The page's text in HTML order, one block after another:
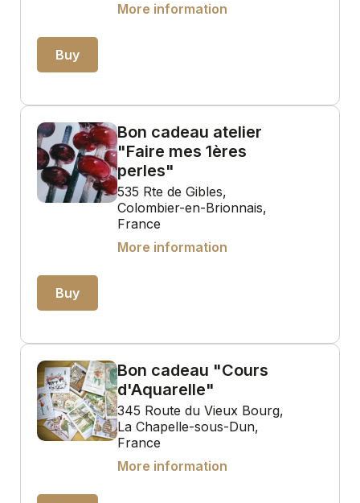
More information
Buy
Bon cadeau atelier
"Faire mes 1ères
perles"
535 Rte de Gibles,
Colombier-en-Brionnais,
France
More information
Buy
Bon cadeau "Cours
d'Aquarelle"
345 Route du Vieux Bourg,
La Chapelle-sous-Dun,
France
More information